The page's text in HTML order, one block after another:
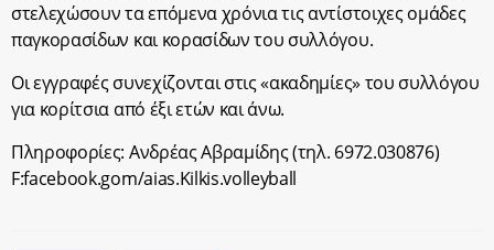
στελεχώσουν τα επόμενα χρόνια τις αντίστοιχες ομάδες
παγκορασίδων και κορασίδων του συλλόγου.
Οι εγγραφές συνεχίζονται στις «ακαδημίες» του συλλόγου
για κορίτσια από έξι ετών και άνω.
Πληροφορίες: Ανδρέας Αβραμίδης (τηλ. 6972.030876)
F:facebook.gom/aias.Kilkis.volleyball